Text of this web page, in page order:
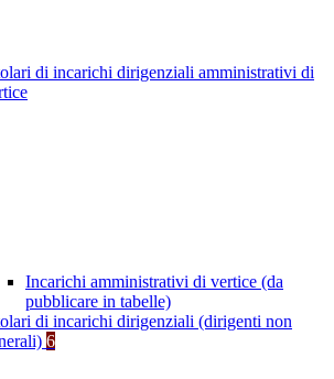
di incarichi dirigenziali amministrativi di
Incarichi amministrativi di vertice (da
pubblicare in tabelle)
di incarichi dirigenziali (dirigenti non
6